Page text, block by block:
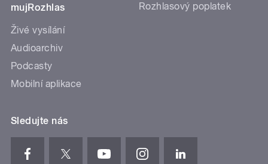
mujRozhlas
Živé vysílání
Audioarchiv
Podcasty
Mobilní aplikace
Rozhlasový poplatek
Sledujte nás